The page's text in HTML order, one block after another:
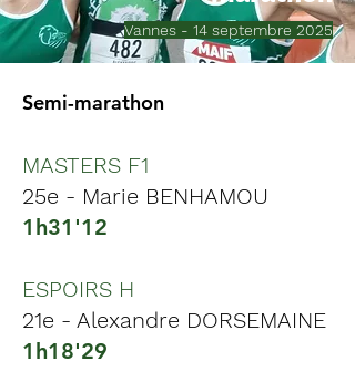
Vannes - 14 septembre 2025
Semi-marathon
MASTERS F1
25e - Marie BENHAMOU
1h31'12
ESPOIRS H
21e - Alexandre DORSEMAINE
1h18'29